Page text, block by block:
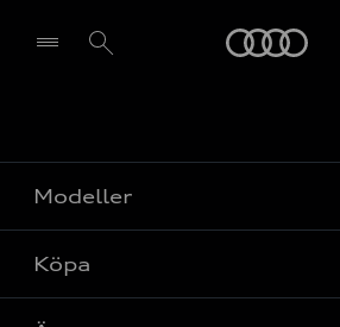
Modeller
Alla modeller
Elbilar
Köpa